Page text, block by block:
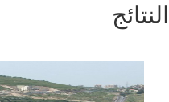
النتائج